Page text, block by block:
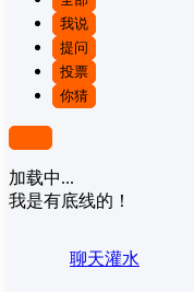
我说
提问
投票
你猜
加载中...
我是有底线的！
聊天灌水